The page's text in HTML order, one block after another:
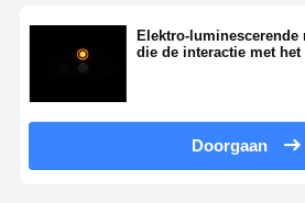
Elektro-luminescerende
die de interactie met
Doorgaan